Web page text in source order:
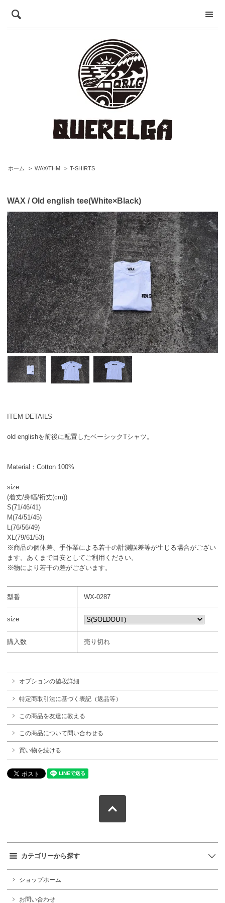
ホーム > WAX/THM > T-SHIRTS
WAX / Old english tee(White×Black)
ITEM DETAILS
old englishを前後に配置したベーシックTシャツ。
Material：Cotton 100%
size
(着丈/身幅/裄丈(cm))
S(71/46/41)
M(74/51/45)
L(76/56/49)
XL(79/61/53)
※商品の個体差、手作業による若干の計測誤差等が生じる場合がござい
ます。あくまで目安としてご利用ください。
※物により若干の差がございます。
型番 WX-0287
size
購入数 売り切れ
オプションの値段詳細
特定商取引法に基づく表記（返品等）
この商品を友達に教える
この商品について問い合わせる
買い物を続ける
カテゴリーから探す
ショップホーム
お問い合わせ